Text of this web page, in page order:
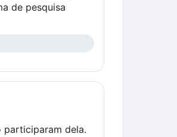
de pesquisa
dela.